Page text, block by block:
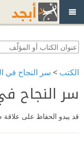
الكتب > سر النجاح في
سر النجاح
قد يبدو الحفاظ على